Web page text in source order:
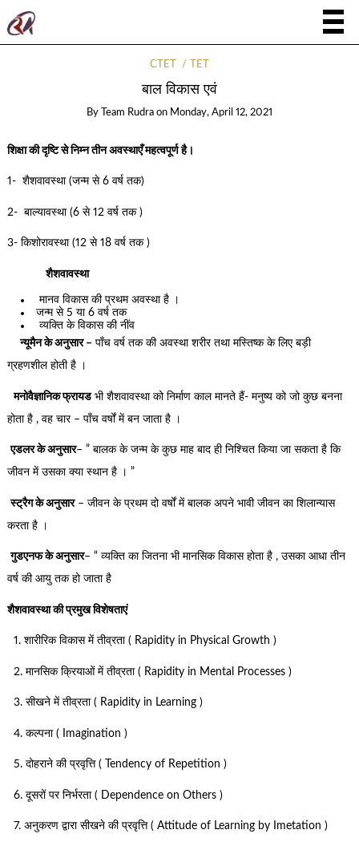
CTET TET
बाल विकास एवं
By Team Rudra on Monday, April 12, 2021
शिक्षा की दृष्टि से निम्न तीन अवस्थाएँ महत्वपूर्ण है।
1- शैशवावस्था (जन्म से 6 वर्ष तक)
2- बाल्यावस्था (6 से 12 वर्ष तक )
3- किशोरावस्था (12 से 18 वर्ष तक )
शैशवावस्था
मानव विकास की प्रथम अवस्था है ।
जन्म से 5 या 6 वर्ष तक
व्यक्ति के विकास की नींव
न्यूमैन के अनुसार – पाँच वर्ष तक की अवस्था शरीर तथा मस्तिष्क के लिए बड़ी
ग्रहणशील होती है ।
मनोवैज्ञानिक फ्रायडभी शैशवावस्था को निर्माण काल मानते हैं- मनुष्य को जो कुछ बनना
होता है , वह चार – पाँच वर्षों में बन जाता है ।
एडलर के अनुसार– ” बालक के जन्म के कुछ माह बाद ही निश्चित किया जा सकता है कि
जीवन में उसका क्या स्थान है । ”
स्ट्रैग के अनुसार– जीवन के प्रथम दो वर्षों में बालक अपने भावी जीवन का शिलान्यास
करता है ।
गुडएनफ के अनुसार– “ व्यक्ति का जितना भी मानसिक विकास होता है , उसका आधा तीन
वर्ष की आयु तक हो जाता है
शैशवावस्था की प्रमुख विशेषताएं
1. शारीरिक विकास में तीव्रता ( Rapidity in Physical Growth )
2. मानसिक क्रियाओं में तीव्रता ( Rapidity in Mental Processes )
3. सीखने में तीव्रता ( Rapidity in Learning )
4. कल्पना ( Imagination )
5. दोहराने की प्रवृत्ति ( Tendency of Repetition )
6. दूसरों पर निर्भरता ( Dependence on Others )
7. अनुकरण द्वारा सीखने की प्रवृत्ति ( Attitude of Learning by Imetation )